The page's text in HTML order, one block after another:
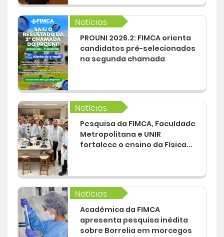
Notícias
PROUNI 2026.2: FIMCA orienta
candidatos pré-selecionados
na segunda chamada
Notícias
Pesquisa da FIMCA, Faculdade
Metropolitana e UNIR
fortalece o ensino da Física...
Notícias
Acadêmica da FIMCA
apresenta pesquisa inédita
sobre Borrelia em morcegos